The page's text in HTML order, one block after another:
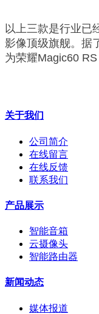
以上三款是行业已
影像顶级旗舰。据
为荣耀Magic60 RS
关于我们
公司简介
在线留言
在线反馈
联系我们
产品展示
智能音箱
云摄像头
智能路由器
新闻动态
媒体报道